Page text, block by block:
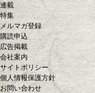
連載
特集
メルマガ登録
購読申込
広告掲載
会社案内
サイトポリシー
個人情報保護方針
お問い合わせ